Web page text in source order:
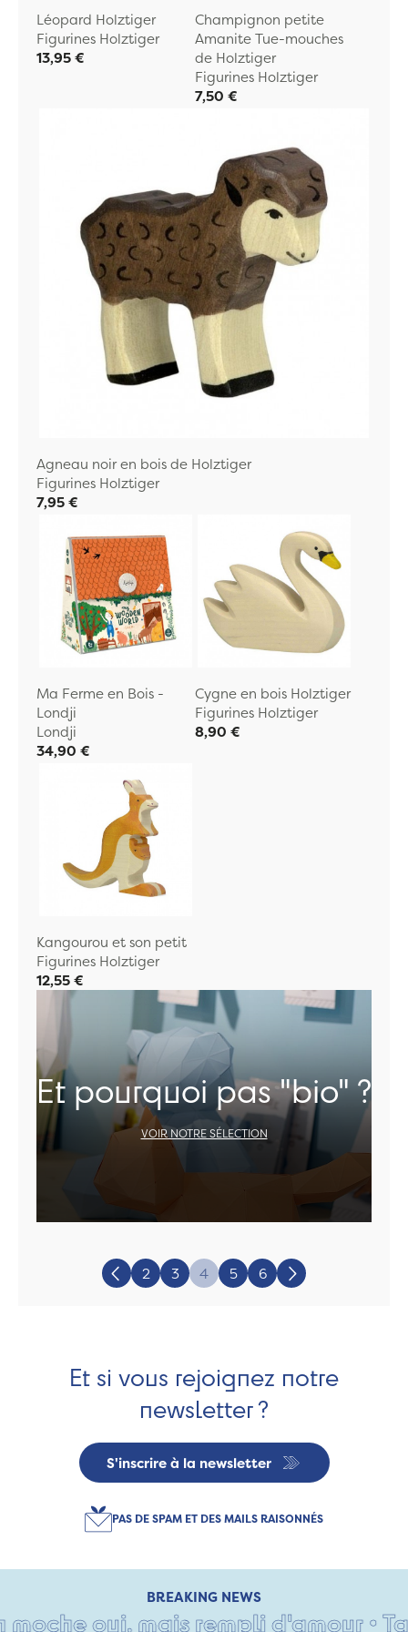
Léopard Holztiger
Figurines Holztiger
13,95 €
Champignon petite
Amanite Tue-mouches
de Holztiger
Figurines Holztiger
7,50 €
Agneau noir en bois de Holztiger
Figurines Holztiger
7,95 €
Ma Ferme en Bois -
Londji
Londji
34,90 €
Cygne en bois Holztiger
Figurines Holztiger
8,90 €
Kangourou et son petit
Figurines Holztiger
12,55 €
Et pourquoi pas "bio" ?
VOIR NOTRE SÉLECTION
Précédent
2 3 4 5 6 Suivant
Et si vous rejoignez notre
newsletter ?
S'inscrire à la newsletter
PAS DE SPAM ET DES MAILS RAISONNÉS
BREAKING NEWS
oui, mais rempli d'amour • Tant